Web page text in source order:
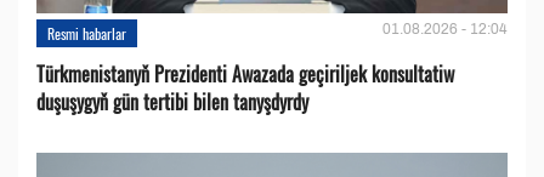
Resmi habarlar 01.08.2026 - 12:04
Türkmenistanyň Prezidenti Awazada geçiriljek konsultatiw
duşuşygyň gün tertibi bilen tanyşdyrdy